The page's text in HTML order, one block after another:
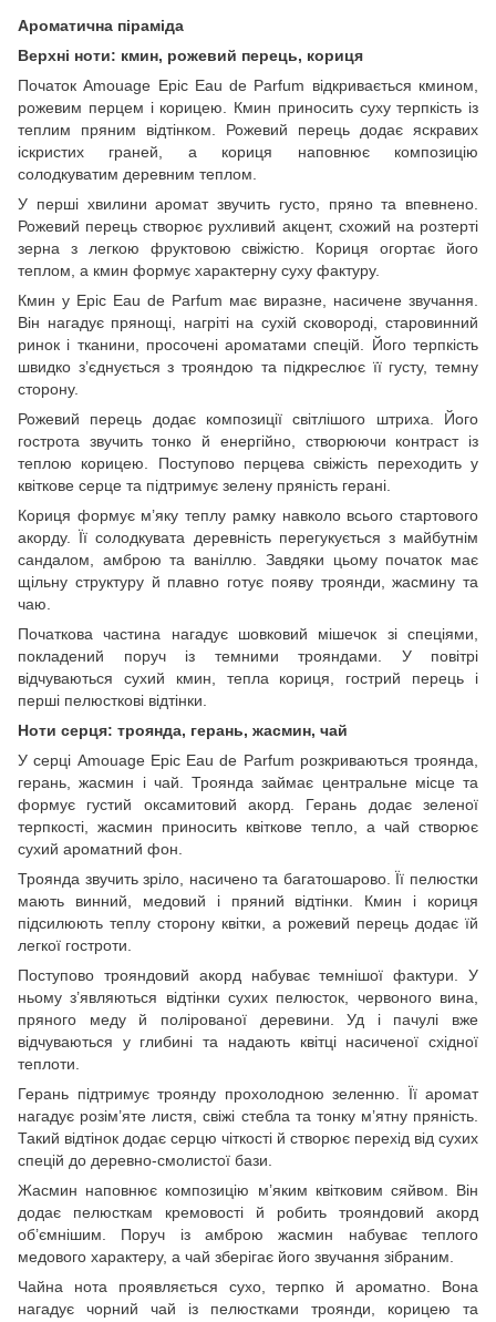
Ароматична піраміда
Верхні ноти: кмин, рожевий перець, кориця
Початок Amouage Epic Eau de Parfum відкривається кмином,
рожевим перцем і корицею. Кмин приносить суху терпкість із
теплим пряним відтінком. Рожевий перець додає яскравих
іскристих граней, а кориця наповнює композицію
солодкуватим деревним теплом.
У перші хвилини аромат звучить густо, пряно та впевнено.
Рожевий перець створює рухливий акцент, схожий на розтерті
зерна з легкою фруктовою свіжістю. Кориця огортає його
теплом, а кмин формує характерну суху фактуру.
Кмин у Epic Eau de Parfum має виразне, насичене звучання.
Він нагадує прянощі, нагріті на сухій сковороді, старовинний
ринок і тканини, просочені ароматами спецій. Його терпкість
швидко з’єднується з трояндою та підкреслює її густу, темну
сторону.
Рожевий перець додає композиції світлішого штриха. Його
гострота звучить тонко й енергійно, створюючи контраст із
теплою корицею. Поступово перцева свіжість переходить у
квіткове серце та підтримує зелену пряність герані.
Кориця формує м’яку теплу рамку навколо всього стартового
акорду. Її солодкувата деревність перегукується з майбутнім
сандалом, амброю та ваніллю. Завдяки цьому початок має
щільну структуру й плавно готує появу троянди, жасмину та
чаю.
Початкова частина нагадує шовковий мішечок зі спеціями,
покладений поруч із темними трояндами. У повітрі
відчуваються сухий кмин, тепла кориця, гострий перець і
перші пелюсткові відтінки.
Ноти серця: троянда, герань, жасмин, чай
У серці Amouage Epic Eau de Parfum розкриваються троянда,
герань, жасмин і чай. Троянда займає центральне місце та
формує густий оксамитовий акорд. Герань додає зеленої
терпкості, жасмин приносить квіткове тепло, а чай створює
сухий ароматний фон.
Троянда звучить зріло, насичено та багатошарово. Її пелюстки
мають винний, медовий і пряний відтінки. Кмин і кориця
підсилюють теплу сторону квітки, а рожевий перець додає їй
легкої гостроти.
Поступово трояндовий акорд набуває темнішої фактури. У
ньому з’являються відтінки сухих пелюсток, червоного вина,
пряного меду й полірованої деревини. Уд і пачулі вже
відчуваються у глибині та надають квітці насиченої східної
теплоти.
Герань підтримує троянду прохолодною зеленню. Її аромат
нагадує розім’яте листя, свіжі стебла та тонку м’ятну пряність.
Такий відтінок додає серцю чіткості й створює перехід від сухих
спецій до деревно-смолистої бази.
Жасмин наповнює композицію м’яким квітковим сяйвом. Він
додає пелюсткам кремовості й робить трояндовий акорд
об’ємнішим. Поруч із амброю жасмин набуває теплого
медового характеру, а чай зберігає його звучання зібраним.
Чайна нота проявляється сухо, терпко й ароматно. Вона
нагадує чорний чай із пелюстками троянди, корицею та